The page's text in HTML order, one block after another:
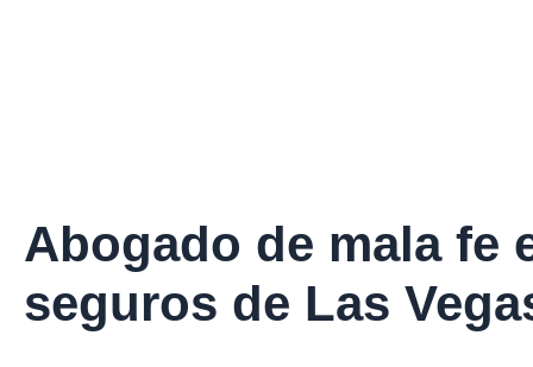
Abogado de mala fe
seguros de Las